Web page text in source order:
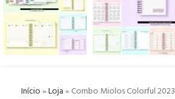
Início»Loja» Combo Miolos Colorful 2023